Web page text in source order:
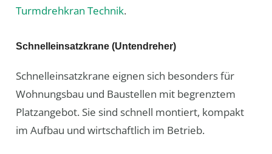
Turmdrehkran Technik.
Schnelleinsatzkrane (Untendreher)
Schnelleinsatzkrane eignen sich besonders für
Wohnungsbau und Baustellen mit begrenztem
Platzangebot. Sie sind schnell montiert, kompakt
im Aufbau und wirtschaftlich im Betrieb.